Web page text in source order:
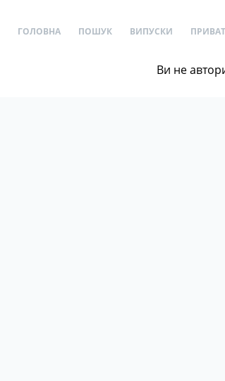
ГОЛОВНА ПОШУК ВИПУСКИ
Ви не